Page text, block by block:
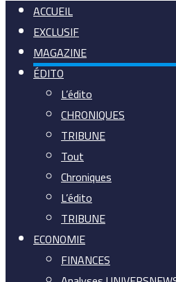
ACCUEIL
EXCLUSIF
MAGAZINE
ÉDITO
L’édito
CHRONIQUES
TRIBUNE
Tout
Chroniques
L’édito
TRIBUNE
ECONOMIE
FINANCES